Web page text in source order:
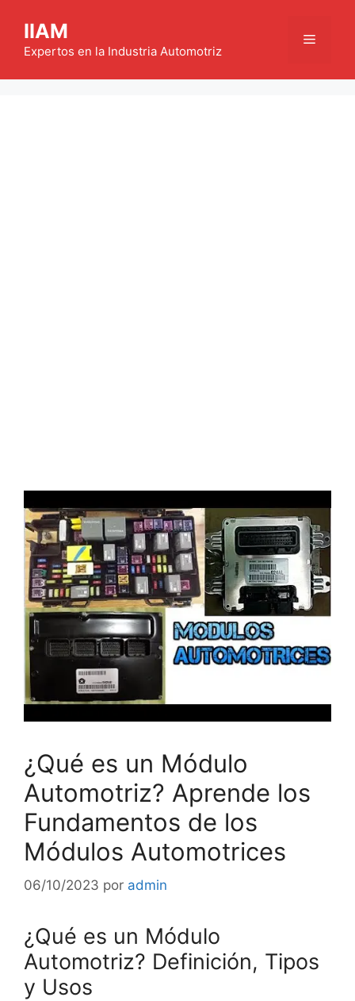
contenido
IIAM
Expertos en la Industria Automotriz
Menú
¿Qué es un Módulo
Automotriz? Aprende los
Fundamentos de los
Módulos Automotrices
06/10/2023 por admin
¿Qué es un Módulo
Automotriz? Definición, Tipos
y Usos